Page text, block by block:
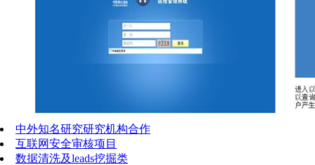
中外知名研究研究机构合作
互联网安全审核项目
数据清洗及leads挖掘类